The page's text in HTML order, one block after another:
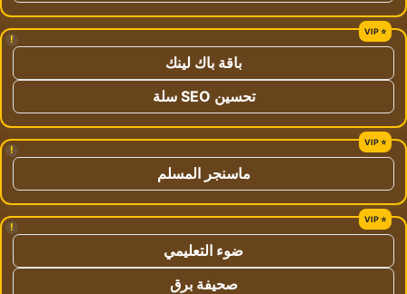
!
باقة باك لينك
تحسين SEO سلة
!
ماسنجر المسلم
!
ضوء التعليمي
صحيفة برق